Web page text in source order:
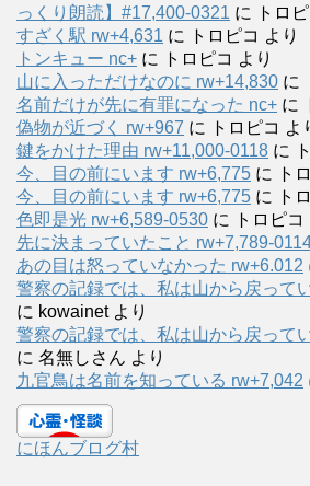
っくり朗読】#17,400-0321 に トロ
すざく駅 rw+4,631 に トロピコ より
トンキュー nc+ に トロピコ より
山に入っただけなのに rw+14,830 に
名前だけが先に有罪になった nc+ に
偽物が近づく rw+967 に トロピコ よ
鍵をかけた理由 rw+11,000-0118 に
今、目の前にいます rw+6,775 に ト
今、目の前にいます rw+6,775 に ト
色即是光 rw+6,589-0530 に トロピコ
先に決まっていたこと rw+7,789-
あの目は怒っていなかった rw+6.012
警察の記録では、私は山から戻って
に kowainetより
警察の記録では、私は山から戻って
に 名無しさん より
九官鳥は名前を知っている rw+7,042
にほんブログ村